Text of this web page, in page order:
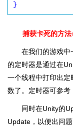
}
捕获卡死的方法
在我们的游戏中
的定时器是通过在
一个线程中打印出
数了。定时器可参考
同时在Unity的
Update，以便出问